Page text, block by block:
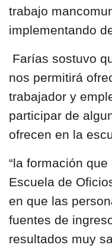
trabajo
implementando
Farías sostuvo
nos permitirá
trabajador y
participar de
ofrecen en la
“la formación
Escuela de
en que las
fuentes de
resultados muy